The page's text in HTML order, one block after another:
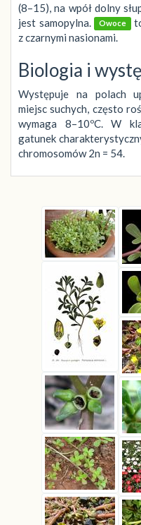
(8–15), na wpół dolny
jest samopylna.
Owoce
z czarnymi nasionami.
Biologia i
Występuje na polach
miejsc suchych, często
wymaga 8–10ºC. W
gatunek
chromosomów 2n = 54.